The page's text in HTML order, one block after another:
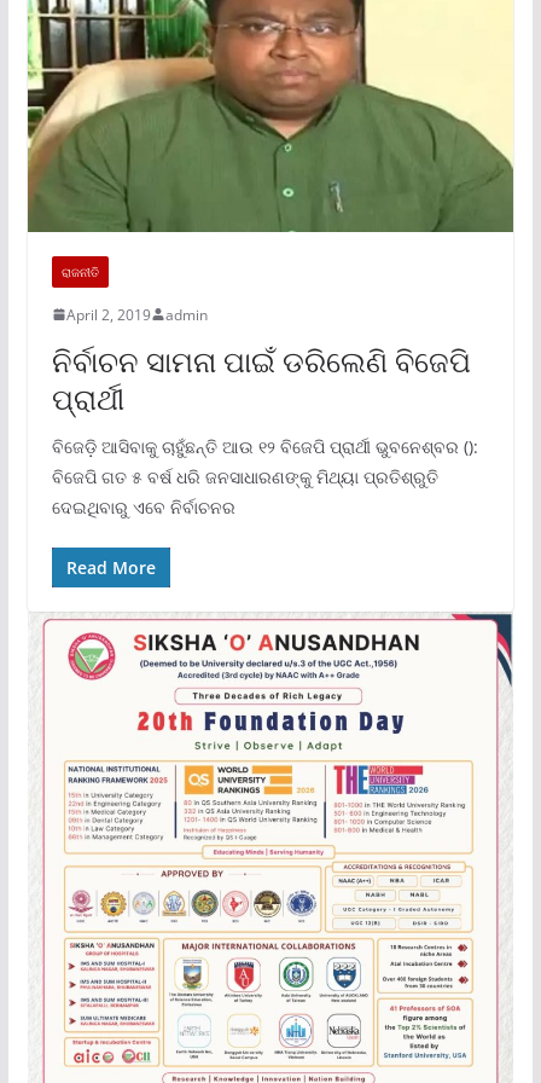
ରାଜନୀତି
April 2, 2019 admin
ନିର୍ବାଚନ ସାମନା ପାଇଁ ଡରିଲେଣି ବିଜେପି
ପ୍ରାର୍ଥୀ
ବିଜେଡ଼ି ଆସିବାକୁ ଚାହୁଁଛନ୍ତି ଆଉ ୧୨ ବିଜେପି ପ୍ରାର୍ଥୀ ଭୁବନେଶ୍ବର ():
ବିଜେପି ଗତ ୫ ବର୍ଷ ଧରି ଜନସାଧାରଣଙ୍କୁ ମିଥ୍ୟା ପ୍ରତିଶ୍ରୁତି
ଦେଇଥିବାରୁ ଏବେ ନିର୍ବାଚନର
Read More